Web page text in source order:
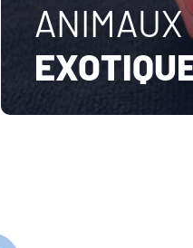
ANIMAUX